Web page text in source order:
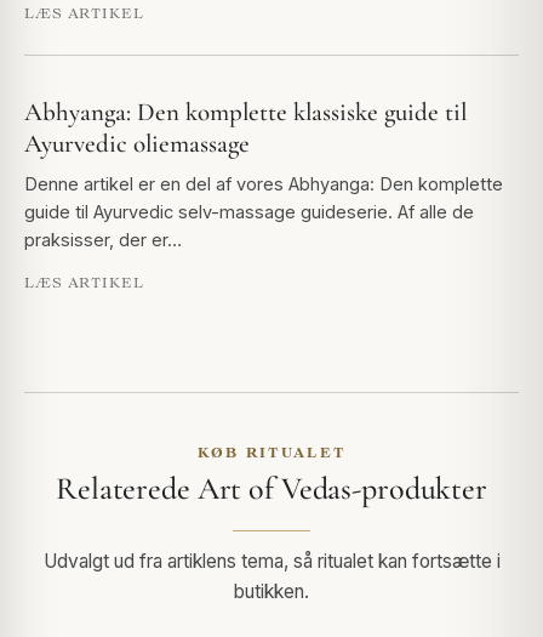
LÆS ARTIKEL
Abhyanga: Den komplette klassiske guide til
Ayurvedic oliemassage
Denne artikel er en del af vores Abhyanga: Den komplette
guide til Ayurvedic selv-massage guideserie. Af alle de
praksisser, der er…
LÆS ARTIKEL
KØB RITUALET
Relaterede Art of Vedas-produkter
Udvalgt ud fra artiklens tema, så ritualet kan fortsætte i
butikken.